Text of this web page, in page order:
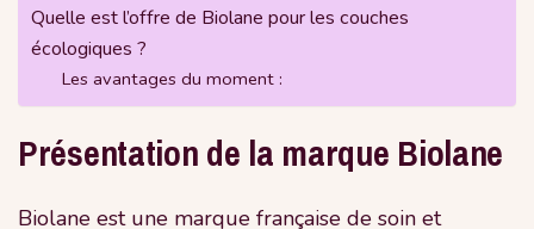
Quelle est l’offre de Biolane pour les couches
écologiques ?
Les avantages du moment :
Présentation de la marque Biolane
Biolane est une marque française de soin et